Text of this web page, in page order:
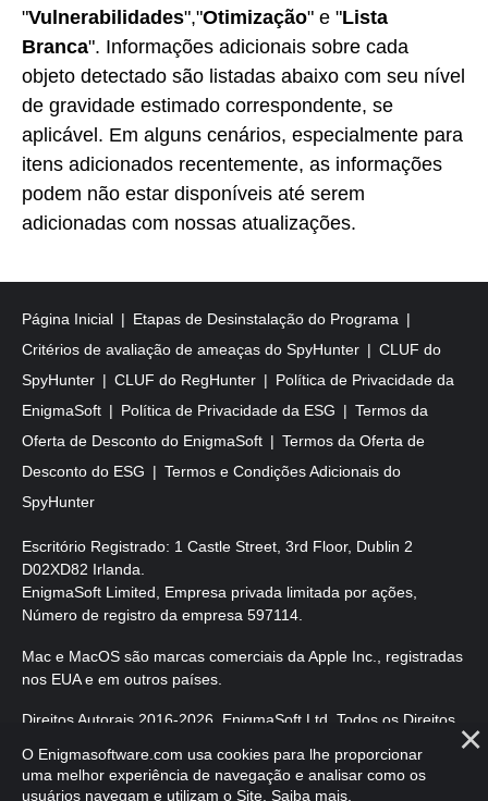
"Vulnerabilidades","Otimização" e "Lista
Branca". Informações adicionais sobre cada
objeto detectado são listadas abaixo com seu nível
de gravidade estimado correspondente, se
aplicável. Em alguns cenários, especialmente para
itens adicionados recentemente, as informações
podem não estar disponíveis até serem
adicionadas com nossas atualizações.
Página Inicial
Etapas de Desinstalação do Programa
Critérios de avaliação de ameaças do SpyHunter
CLUF do
SpyHunter
CLUF do RegHunter
Política de Privacidade da
EnigmaSoft
Política de Privacidade da ESG
Termos da
Oferta de Desconto do EnigmaSoft
Termos da Oferta de
Desconto do ESG
Termos e Condições Adicionais do
SpyHunter
Escritório Registrado: 1 Castle Street, 3rd Floor, Dublin 2
D02XD82 Irlanda.
EnigmaSoft Limited, Empresa privada limitada por ações,
Número de registro da empresa 597114.
Mac e MacOS são marcas comerciais da Apple Inc., registradas
nos EUA e em outros países.
Direitos Autorais 2016-2026 . EnigmaSoft Ltd. Todos os Direitos
O Enigmasoftware.com usa cookies para lhe proporcionar
uma melhor experiência de navegação e analisar como os
usuários navegam e utilizam o Site. Saiba mais